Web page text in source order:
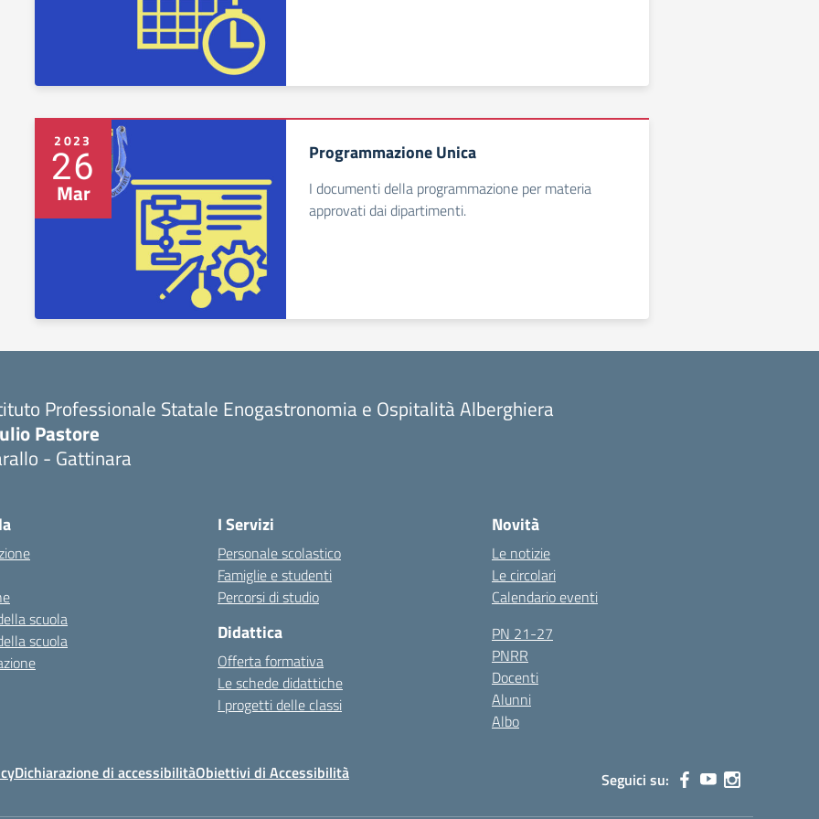
2023
26
Mar
Programmazione Unica
I documenti della programmazione per materia
approvati dai dipartimenti.
Professionale Statale Enogastronomia e Ospitalità Alberghiera
Pastore
- Gattinara
scuola
scuola
I Servizi
Personale scolastico
Famiglie e studenti
Percorsi di studio
Didattica
Offerta formativa
Le schede didattiche
I progetti delle classi
Novità
Le notizie
Le circolari
Calendario eventi
PN 21-27
PNRR
Docenti
Alunni
Albo
Dichiarazione di accessibilitàObiettivi di Accessibilità Seguici su: